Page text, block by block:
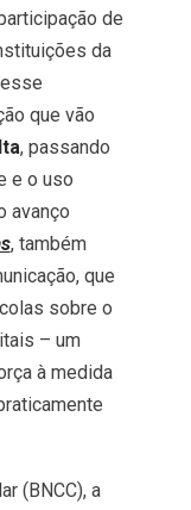
de
da
que vão
, passando
e o uso
avanço
, também
que
sobre o
– um
à medida
(BNCC), a